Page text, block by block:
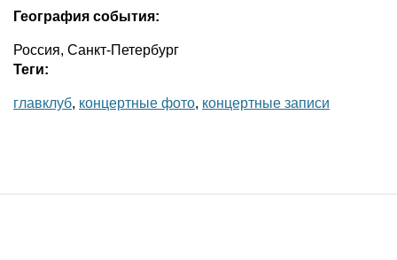
География события:
Россия, Санкт-Петербург
Теги:
главклуб, концертные фото, концертные записи